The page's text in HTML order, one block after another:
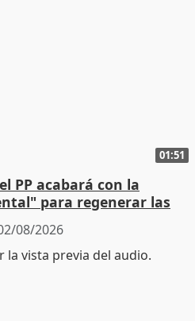
01:51
PP acabará con la
para regenerar las
08/2026